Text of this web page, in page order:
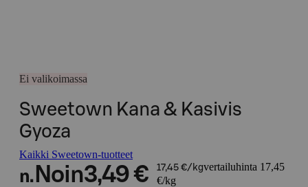
Ei valikoimassa
Sweetown Kana & Kasivis
Gyoza
Kaikki Sweetown-tuotteet
n. Noin3,49 € 17,45 €/kgvertailuhinta 17,45
€/kg